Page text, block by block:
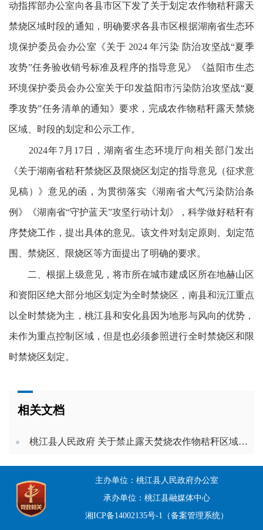
动指挥部办公室向各县市区下发了关于划定农作物秸秆露天
禁烧区域时段的通知，明确要求各县市区根据湖南省生态环
境保护委员会办公室《关于 2024 年污染 防治攻坚战“夏季
攻势”任务验收销号标准及程序的指导意见》《益阳市生态
环境保护委员会办公室关于印发益阳市污染防治攻坚战“夏
季攻势”任务清单的通知》要求，完成农作物秸秆露天禁烧
区域、时段的划定和公示工作。
2024年7月17日，湖南省生态环境厅向相关部门发出
《关于湖南省秸秆禁烧区及限烧区划定的指导意见（征求意
见稿）》意见的函，为贯彻落实《湖南省大气污染防治条
例》《湖南省“守护蓝天”攻坚行动计划》，科学做好秸秆有
序焚烧工作，提出具体的意见。该文件对划定原则、划定范
围、禁烧区、限烧区等方面提出了明确的要求。
二、根据上级意见，将市所在城市建成区所在地赫山区
和资阳区绝大部分地区划定为全时禁烧区，南县和沅江重点
以全时禁烧为主，桃江县和安化县因为地形与风向的优势，
未作为重点控制区域，但是也必须参照进行全时禁烧区和限
时禁烧区划定。
相关文档
桃江县人民政府 关于禁止露天焚烧农作物秸秆区域和 时段划定的通告
主办单位：桃江县人民政府办公室
承办单位：桃江县融媒体中心
湘ICP备14002135号-1（备案管理系统）